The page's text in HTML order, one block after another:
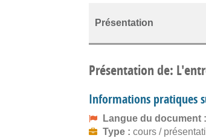
Présentation
Présentation de:
Informations pratiques
Langue du document :
Type : cours /